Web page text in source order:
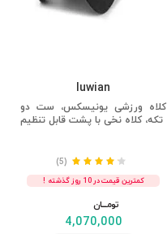
luwian
کلاه ورزشی یونیسکس، ست دو
تکه، کلاه نخی با پشت قابل تنظیم
(5)
کمترین قیمت در 10 روز گذشته !
تومــــــان
4,070,000